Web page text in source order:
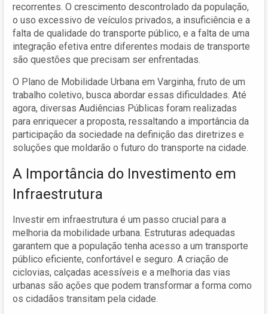
recorrentes. O crescimento descontrolado da população,
o uso excessivo de veículos privados, a insuficiência e a
falta de qualidade do transporte público, e a falta de uma
integração efetiva entre diferentes modais de transporte
são questões que precisam ser enfrentadas.
O Plano de Mobilidade Urbana em Varginha, fruto de um
trabalho coletivo, busca abordar essas dificuldades. Até
agora, diversas Audiências Públicas foram realizadas
para enriquecer a proposta, ressaltando a importância da
participação da sociedade na definição das diretrizes e
soluções que moldarão o futuro do transporte na cidade.
A Importância do Investimento em
Infraestrutura
Investir em infraestrutura é um passo crucial para a
melhoria da mobilidade urbana. Estruturas adequadas
garantem que a população tenha acesso a um transporte
público eficiente, confortável e seguro. A criação de
ciclovias, calçadas acessíveis e a melhoria das vias
urbanas são ações que podem transformar a forma como
os cidadãos transitam pela cidade.